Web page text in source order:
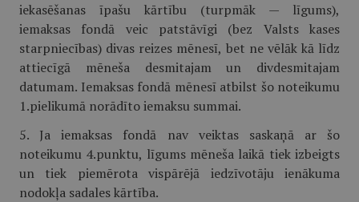
iekasēšanas īpašu kārtību (turpmāk — līgums),
iemaksas fondā veic patstāvīgi (bez Valsts kases
starpniecības) divas reizes mēnesī, bet ne vēlāk kā līdz
attiecīgā mēneša desmitajam un divdesmitajam
datumam. Iemaksas fondā mēnesī atbilst šo noteikumu
1.pielikumā norādīto iemaksu summai.
5. Ja iemaksas fondā nav veiktas saskaņā ar šo
noteikumu 4.punktu, līgums mēneša laikā tiek izbeigts
un tiek piemērota vispārējā iedzīvotāju ienākuma
nodokļa sadales kārtība.